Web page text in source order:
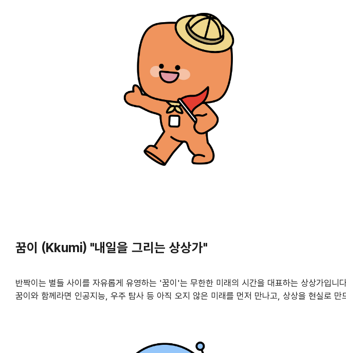
꿈이 (Kkumi) "내일을 그리는 상상가"
반짝이는 별들 사이를 자유롭게 유영하는 '꿈이'는 무한한 미래의 시간을 대표하는 상상가입
꿈이와 함께라면 인공지능, 우주 탐사 등 아직 오지 않은 미래를 먼저 만나고, 상상을 현실로 만